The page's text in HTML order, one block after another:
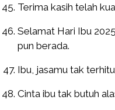
Terima kasih telah
Selamat Hari Ibu
pun berada.
Ibu, jasamu tak
Cinta ibu tak butuh